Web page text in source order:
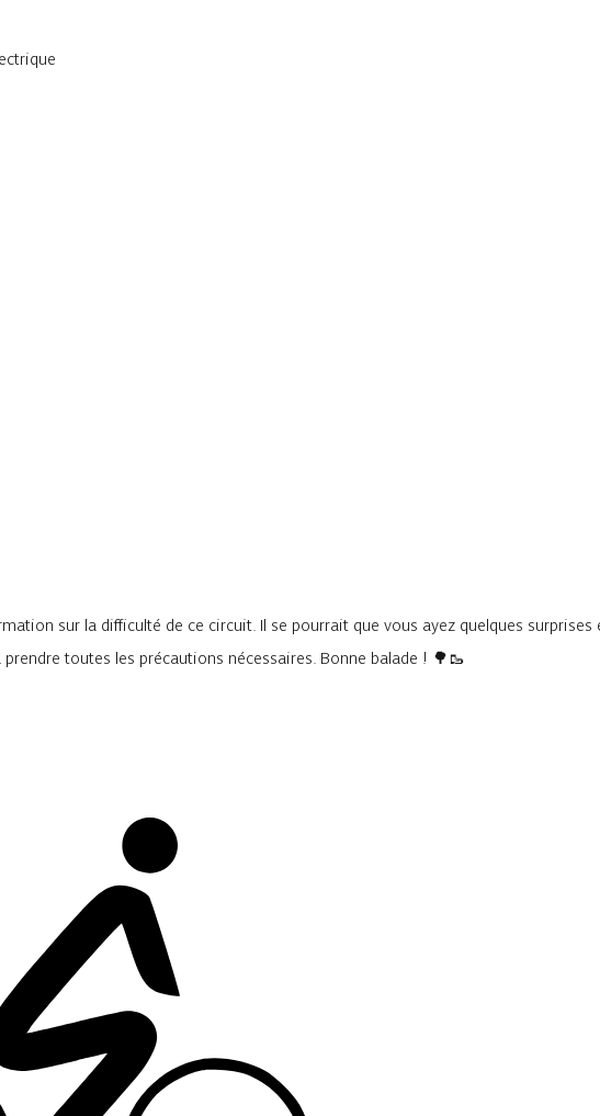
sur la difficulté de ce circuit. Il se pourrait que vous ayez quelques
toutes les précautions nécessaires. Bonne balade ! 🌳🥾